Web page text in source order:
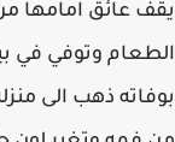
يقف عائق امامها
الطعام وتوفي في
بوفاته ذهب الى